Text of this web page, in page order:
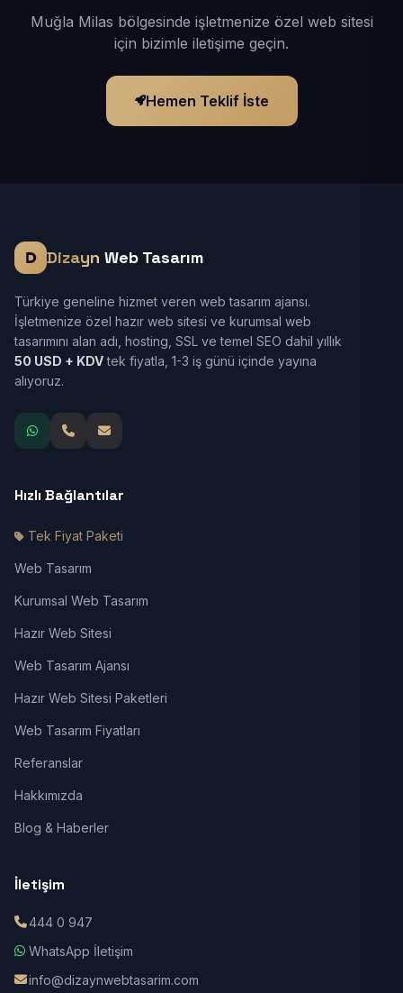
Muğla Milas bölgesinde işletmenize özel web sitesi
için bizimle iletişime geçin.
Hemen Teklif İste
Dizayn Web Tasarım
Türkiye geneline hizmet veren web tasarım ajansı.
İşletmenize özel hazır web sitesi ve kurumsal web
tasarımını alan adı, hosting, SSL ve temel SEO dahil yıllık
50 USD + KDVtek fiyatla, 1-3 iş günü içinde yayına
alıyoruz.
Hızlı Bağlantılar
Tek Fiyat Paketi
Web Tasarım
Kurumsal Web Tasarım
Hazır Web Sitesi
Web Tasarım Ajansı
Hazır Web Sitesi Paketleri
Web Tasarım Fiyatları
Referanslar
Hakkımızda
Blog & Haberler
İletişim
444 0 947
WhatsApp İletişim
info@dizaynwebtasarim.com